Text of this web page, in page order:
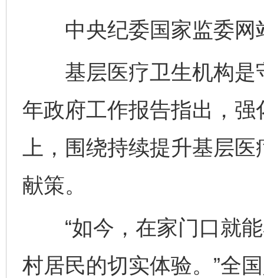
中央纪委国家监委网
基层医疗卫生机构是
年政府工作报告指出，
上，围绕持续提升基层
献策。
“如今，在家门口就能
村居民的切实体验。”全